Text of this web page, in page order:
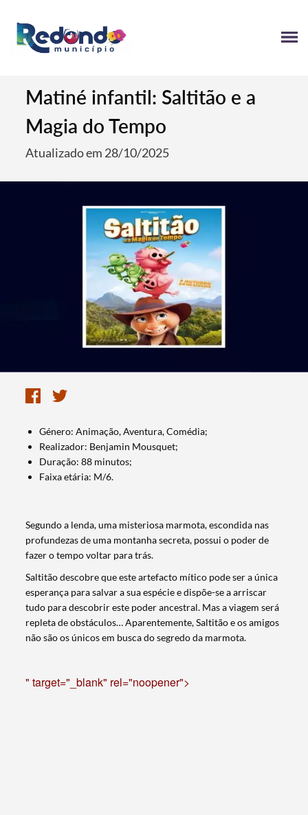
Matiné infantil: Saltitão e a
Magia do Tempo
Atualizado em 28/10/2025
Género: Animação, Aventura, Comédia;
Realizador: Benjamin Mousquet;
Duração: 88 minutos;
Faixa etária: M/6.
Segundo a lenda, uma misteriosa marmota, escondida nas
profundezas de uma montanha secreta, possui o poder de
fazer o tempo voltar para trás.
Saltitão descobre que este artefacto mítico pode ser a única
esperança para salvar a sua espécie e dispõe-se a arriscar
tudo para descobrir este poder ancestral. Mas a viagem será
repleta de obstáculos… Aparentemente, Saltitão e os amigos
não são os únicos em busca do segredo da marmota.
" target="_blank" rel="noopener">